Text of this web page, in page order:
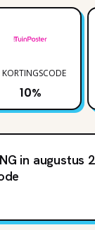
KORTINGSCODE
10%
in augustus